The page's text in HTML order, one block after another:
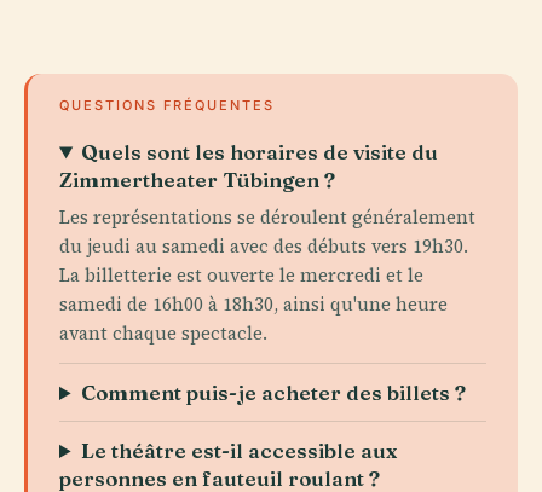
QUESTIONS FRÉQUENTES
Quels sont les horaires de visite du
Zimmertheater Tübingen ?
Les représentations se déroulent généralement
du jeudi au samedi avec des débuts vers 19h30.
La billetterie est ouverte le mercredi et le
samedi de 16h00 à 18h30, ainsi qu'une heure
avant chaque spectacle.
Comment puis-je acheter des billets ?
Le théâtre est-il accessible aux
personnes en fauteuil roulant ?